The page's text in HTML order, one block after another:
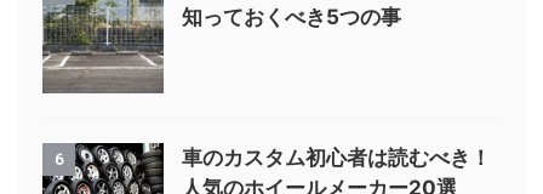
知っておくべき5つの事
6
車のカスタム初心者は読むべき！
人気のホイールメーカー20選